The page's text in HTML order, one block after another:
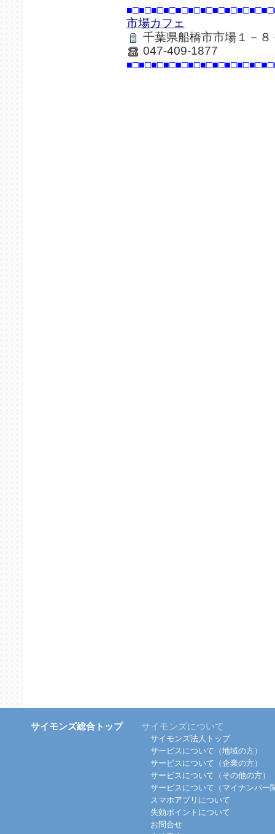
市場カフェ
千葉県船橋市市場１－８
047-409-1877
サイモンズ総合トップ サイモンズについて
サイモンズ法人トップ
サービスについて（地域の方）
サービスについて（企業の方）
サービスについて（その他の方）
サービスについて（マイナンバー
スマホアプリについて
失効ポイントについて
お問合せ